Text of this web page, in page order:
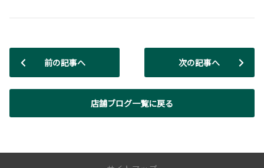
前の記事へ
店舗ブログ一覧に戻る
次の記事へ